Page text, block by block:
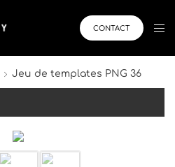
CONTACT
Jeu de templates PNG 36